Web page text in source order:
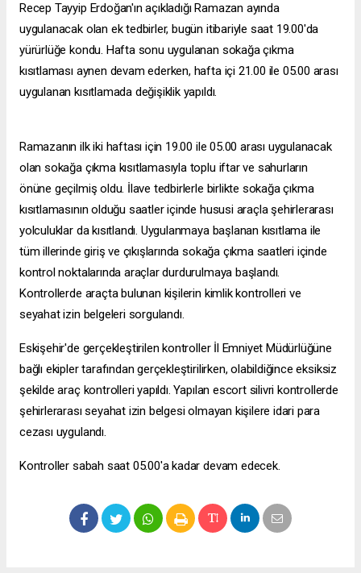
Recep Tayyip Erdoğan'ın açıkladığı Ramazan ayında
uygulanacak olan ek tedbirler, bugün itibariyle saat 19.00'da
yürürlüğe kondu. Hafta sonu uygulanan sokağa çıkma
kısıtlaması aynen devam ederken, hafta içi 21.00 ile 05.00 arası
uygulanan kısıtlamada değişiklik yapıldı.
Ramazanın ilk iki haftası için 19.00 ile 05.00 arası uygulanacak
olan sokağa çıkma kısıtlamasıyla toplu iftar ve sahurların
önüne geçilmiş oldu. İlave tedbirlerle birlikte sokağa çıkma
kısıtlamasının olduğu saatler içinde hususi araçla şehirlerarası
yolculuklar da kısıtlandı. Uygulanmaya başlanan kısıtlama ile
tüm illerinde giriş ve çıkışlarında sokağa çıkma saatleri içinde
kontrol noktalarında araçlar durdurulmaya başlandı.
Kontrollerde araçta bulunan kişilerin kimlik kontrolleri ve
seyahat izin belgeleri sorgulandı.
Eskişehir'de gerçekleştirilen kontroller İl Emniyet Müdürlüğüne
bağlı ekipler tarafından gerçekleştirilirken, olabildiğince eksiksiz
şekilde araç kontrolleri yapıldı. Yapılan escort silivri kontrollerde
şehirlerarası seyahat izin belgesi olmayan kişilere idari para
cezası uygulandı.
Kontroller sabah saat 05.00'a kadar devam edecek.